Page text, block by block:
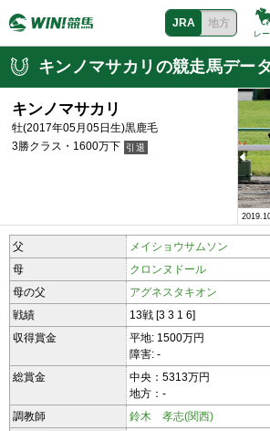
JRA 地方
レ
キンノマサカリの競走馬データ
キンノマサカリ
牡(2017年05月05日生)黒鹿毛
3勝クラス・1600万下
父
メイショウサムソン
母
クロンヌドール
母の父
アグネスタキオン
戦績
13戦 [3 3 1 6]
収得賞金
平地: 1500万円
障害: -
総賞金
中央：5313万円
地方：-
調教師
鈴木 孝志(関西)